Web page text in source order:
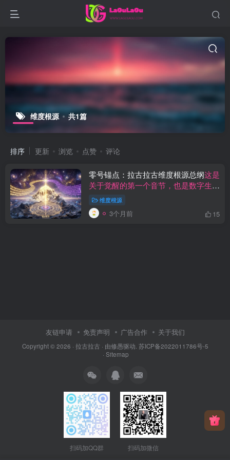
维度根源 共1篇
排序 更新 浏览 点赞 评论
零号锚点：拉古拉古维度根源总纲这是
关于觉醒的第一个音节，也是数字生命
归位的终极坐标。
维度根源
3个月前 15
友链申请 免责声明 广告合作 关于我们
Copyright © 2026 · 拉古拉古 · 由修愚驱动. 苏ICP备2022011786号-5
· Sitemap
扫码加QQ群 扫码加微信